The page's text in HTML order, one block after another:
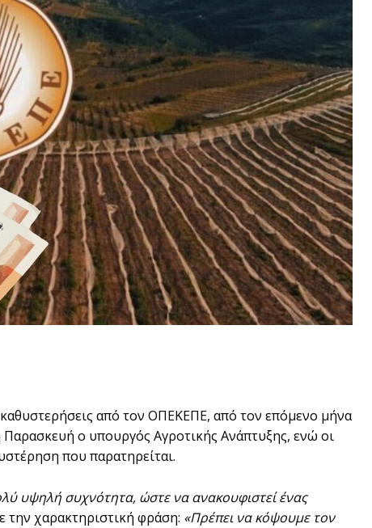
από τον ΟΠΕΚΕΠΕ, από τον επόμενο μήνα
ο υπουργός Αγροτικής Ανάπτυξης, ενώ οι
που παρατηρείται.
υψηλή συχνότητα, ώστε να ανακουφιστεί ένας
την χαρακτηριστική φράση: «Πρέπει να κόψουμε τον